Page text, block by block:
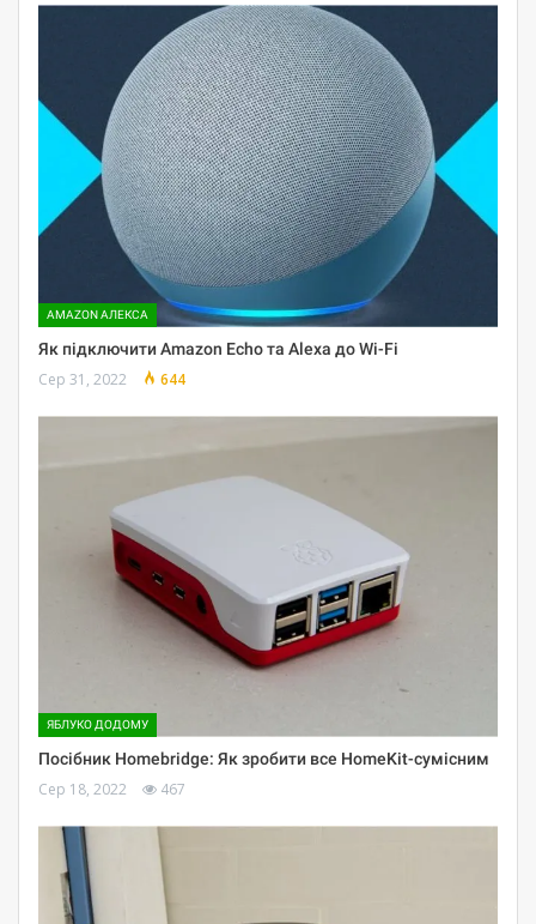
AMAZON АЛЕКСА
Як підключити Amazon Echo та Alexa до Wi-Fi
Сер 31, 2022 644
ЯБЛУКО ДОДОМУ
Посібник Homebridge: Як зробити все HomeKit-сумісним
Сер 18, 2022 467